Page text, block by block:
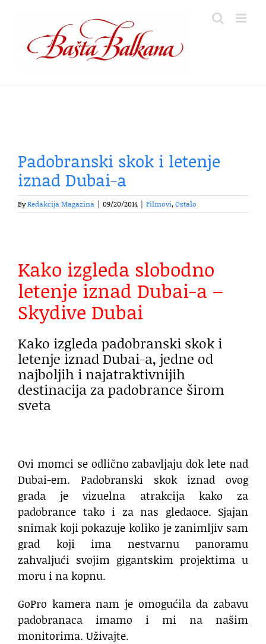
content
Padobranski skok i letenje
iznad Dubai-a
ByRedakcija Magazina 09/20/2014 Filmovi,Ostalo
Kako izgleda slobodno
letenje iznad Dubai-a –
Skydive Dubai
Kako izgleda padobranski skok i
letenje iznad Dubai-a, jedne od
najboljih i najatraktivnijih
destinacija za padobrance širom
sveta
Ovi momci se odlično zabavljaju dok lete nad
Dubai-em. Padobranski skok iznad ovog
grada je vizuelna atrakcija kako za
padobrance tako i za nas gledaoce. Sjajan
snimak koji pokazuje koliko je zanimljiv sam
grad koji ima nestvarnu panoramu
zahvaljući svojim gigantskim projektima u
moru i na kopnu.
GoPro kamera nam je omogućila da zabavu
padobranaca imamo i mi na našim
monitorima. Uživajte.